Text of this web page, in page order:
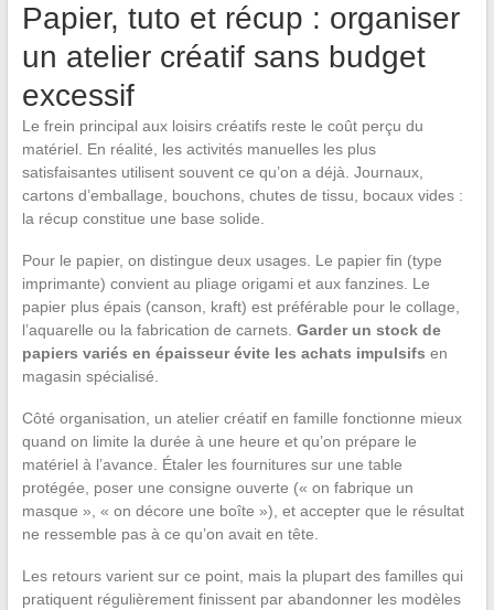
Papier, tuto et récup : organiser
un atelier créatif sans budget
excessif
Le frein principal aux loisirs créatifs reste le coût perçu du
matériel. En réalité, les activités manuelles les plus
satisfaisantes utilisent souvent ce qu’on a déjà. Journaux,
cartons d’emballage, bouchons, chutes de tissu, bocaux vides :
la récup constitue une base solide.
Pour le papier, on distingue deux usages. Le papier fin (type
imprimante) convient au pliage origami et aux fanzines. Le
papier plus épais (canson, kraft) est préférable pour le collage,
l’aquarelle ou la fabrication de carnets. Garder un stock de
papiers variés en épaisseur évite les achats impulsifs en
magasin spécialisé.
Côté organisation, un atelier créatif en famille fonctionne mieux
quand on limite la durée à une heure et qu’on prépare le
matériel à l’avance. Étaler les fournitures sur une table
protégée, poser une consigne ouverte (« on fabrique un
masque », « on décore une boîte »), et accepter que le résultat
ne ressemble pas à ce qu’on avait en tête.
Les retours varient sur ce point, mais la plupart des familles qui
pratiquent régulièrement finissent par abandonner les modèles